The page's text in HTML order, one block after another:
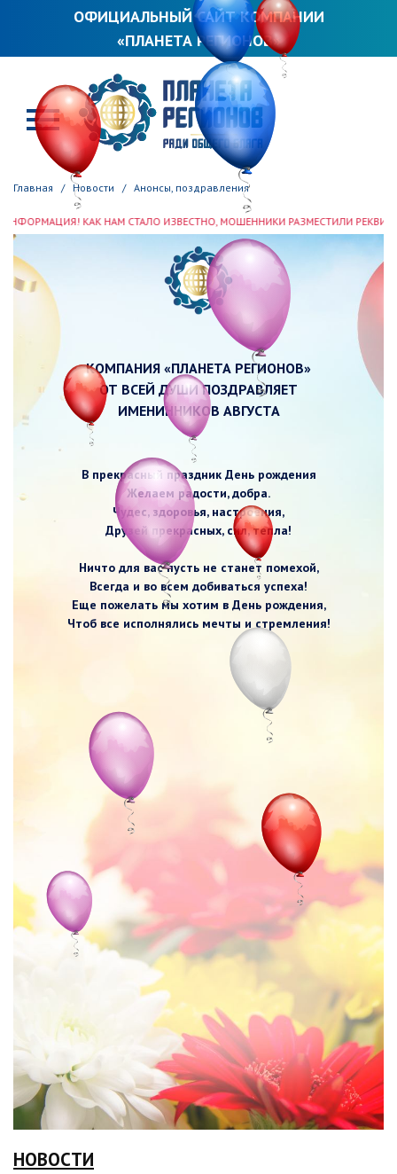
ОФИЦИАЛЬНЫЙ САЙТ КОМПАНИИ
«ПЛАНЕТА РЕГИОНОВ»
ПЛАНЕТА РЕГИОНОВ
Главная Новости Анонсы, поздравления
КАК НАМ СТАЛО ИЗВЕСТНО, МОШЕННИКИ РАЗМЕСТИЛИ РЕКВИЗИТЫ ООО
КОМПАНИЯ «ПЛАНЕТА РЕГИОНОВ»
ОТ ВСЕЙ ДУШИ ПОЗДРАВЛЯЕТ
ИМЕНИННИКОВ АВГУСТА
В прекрасный праздник День рождения
Желаем радости, добра.
Чудес, здоровья, настроения,
Друзей прекрасных, сил, тепла!
Ничто для вас пусть не станет помехой,
Всегда и во всем добиваться успеха!
Еще пожелать мы хотим в День рождения,
Чтоб все исполнялись мечты и стремления!
НОВОСТИ